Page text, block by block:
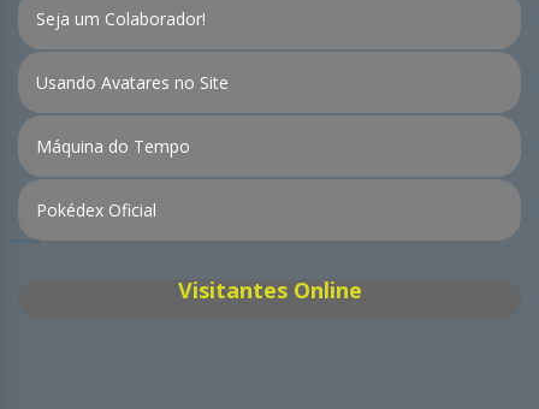
Seja um Colaborador!
Usando Avatares no Site
Máquina do Tempo
Pokédex Oficial
Visitantes Online